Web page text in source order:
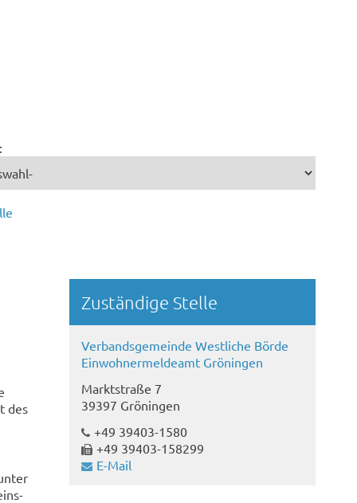
des
Randspalte
Zuständige Stelle
Verbandsgemeinde Westliche Börde
Einwohnermeldeamt Gröningen
Marktstraße 7
39397 Gröningen
+49 39403-1580
+49 39403-158299
E-Mail